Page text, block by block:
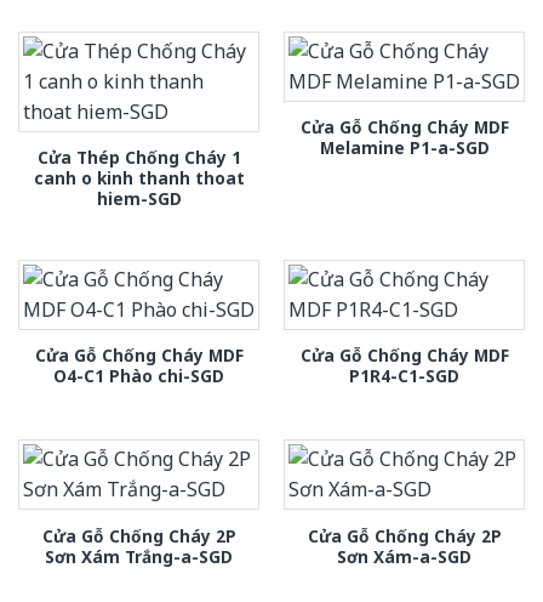
Cửa Thép Chống Cháy 1
canh o kinh thanh thoat
hiem-SGD
Cửa Gỗ Chống Cháy MDF
Melamine P1-a-SGD
Cửa Gỗ Chống Cháy MDF
O4-C1 Phào chi-SGD
Cửa Gỗ Chống Cháy MDF
P1R4-C1-SGD
Cửa Gỗ Chống Cháy 2P
Sơn Xám Trắng-a-SGD
Cửa Gỗ Chống Cháy 2P
Sơn Xám-a-SGD